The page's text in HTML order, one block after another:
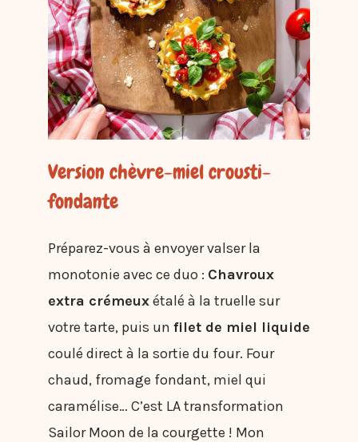
Version chèvre-miel crousti-
fondante
Préparez-vous à envoyer valser la
monotonie avec ce duo : Chavroux
extra crémeuxétalé à la truelle sur
votre tarte, puis un filet de miel liquide
coulé direct à la sortie du four. Four
chaud, fromage fondant, miel qui
caramélise… C’est LA transformation
Sailor Moon de la courgette ! Mon